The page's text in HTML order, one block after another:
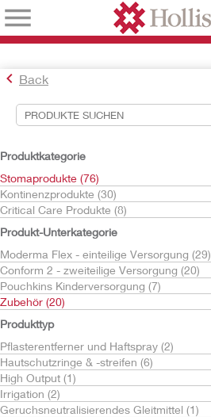
Back
Produktkategorie
Stomaprodukte (76)
Kontinenzprodukte (30)
Critical Care Produkte (8)
Produkt-Unterkategorie
Moderma Flex - einteilige Versorgung (29)
Conform 2 - zweiteilige Versorgung (20)
Pouchkins Kinderversorgung (7)
Zubehör (20)
Produkttyp
Pflasterentferner und Haftspray (2)
Hautschutzringe & -streifen (6)
High Output (1)
Irrigation (2)
Geruchsneutralisierendes Gleitmittel (1)
Suchwerkzeuge
Ihre Auswahl:
Stomaprodukte
Zubehör
Paste
Adapt
Ihre Auswahl hat1Ergebnisse ergeben
Sortieren nach: